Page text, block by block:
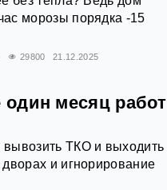
морозы порядка -15
29800 21.12.2025
один месяц
вывозить ТКО и выходить
и игнорирование